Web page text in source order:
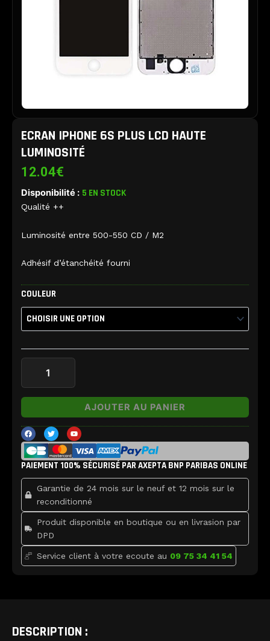
ECRAN IPHONE 6S PLUS LCD HAUTE
LUMINOSITÉ
12.04€
Disponibilité : 5 EN STOCK
Qualité ++
Luminosité entre 500-550 CD / M2
Adhésif d’étanchéité fourni
COULEUR
quantité
Ecran
Plus
LCD
Luminosité
AJOUTER AU PANIER
F
a
c
e
b
o
k
T
w
i
t
t
e
Y
o
u
t
u
b
PAIEMENT 100% SÉCURISÉ PAR AXEPTA BNP PARIBAS ONLINE
Garantie de 24 mois sur le neuf et 12 mois sur le
reconditionné
Produit disponible en boutique ou en livrasion par
DPD
Service client à votre ecoute au 09 75 34 41 54
DESCRIPTION :